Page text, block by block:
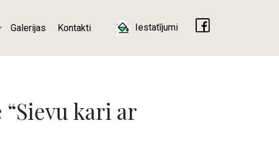
Galerijas Kontakti Iestatījumi
kari ar